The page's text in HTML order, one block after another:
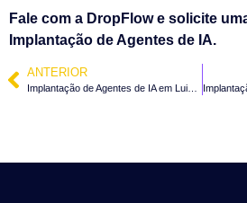
Fale com a DropFlow e solicite
Implantação de Agentes de IA.
ANTERIOR